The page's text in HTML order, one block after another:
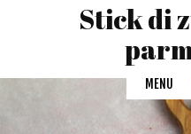
Stick di
MENU